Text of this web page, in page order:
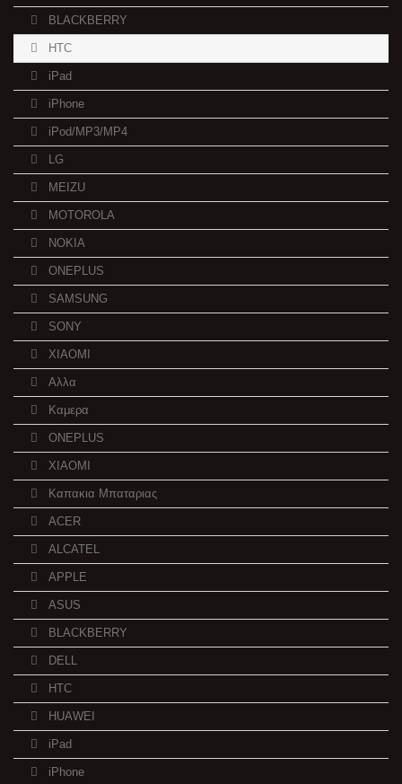
BLACKBERRY
HTC
iPad
iPhone
iPod/MP3/MP4
LG
MEIZU
MOTOROLA
NOKIA
ONEPLUS
SAMSUNG
SONY
XIAOMI
Αλλα
Καμερα
ONEPLUS
XIAOMI
Καπακια Μπαταριας
ACER
ALCATEL
APPLE
ASUS
BLACKBERRY
DELL
HTC
HUAWEI
iPad
iPhone